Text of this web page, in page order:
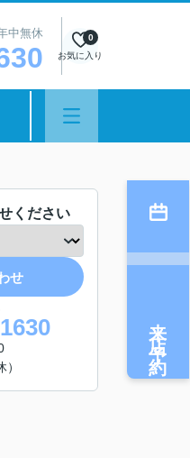
中無休
お気に入り
0
ください
せ
来店予約